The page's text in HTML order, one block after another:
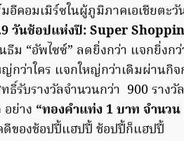
คอมเมิร์ซในผู้ภูมิภาคเอเชียตะ
วันช้อปแห่งปี: Super
ม “อัพไซซ์” ลดยิ่งกว่า แจกยิ่งก
ญ่กว่าใคร แจกใหญ่กว่าเดิมผ่านกิจ
ธิ์รับรางวัลจำนวนกว่า 900 ราง
ย่าง “ทองคำแท่ง 1 บาท จำนว
ดีของช้อปปี้แฮปปี้ ช้อปปี้ก็แฮปปี้